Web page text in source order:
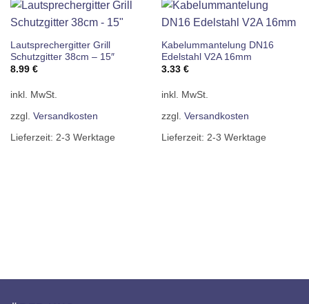
Lautsprechergitter Grill
Schutzgitter 38cm – 15″
8.99 €
inkl. MwSt.
zzgl. Versandkosten
Lieferzeit: 2-3 Werktage
Kabelummantelung DN16
Edelstahl V2A 16mm
3.33 €
inkl. MwSt.
zzgl. Versandkosten
Lieferzeit: 2-3 Werktage